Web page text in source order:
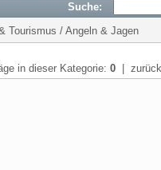
Suche:
Tourismus / Angeln & Jagen
in dieser Kategorie: 0 |